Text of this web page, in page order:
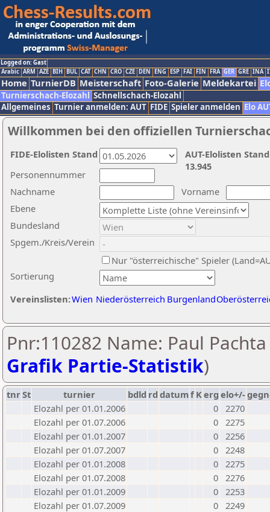
Logged on: Gast
Arabic ARM AZE BIH BUL CAT CHN CRO CZE DEN ENG ESP FAI FIN FRA GER GRE INA
Home TurnierDB Meisterschaft Foto-Galerie Meldekartei
Turnierschach-Elozahl Schnellschach-Elozahl
Allgemeines Turnier anmelden: AUT FIDE Spieler anmelden Elo
Willkommen bei den offiziellen
Nachname
Vorname
Ebene
Sortierung
Personennummer
Bundesland
Spgem./Kreis/Verein
Nur "österreichische" Spieler
Vereinslisten:Wien Niederösterreich Burgenland
AUT-Elolisten
13.945
FIDE-Elolisten Stand
Pnr:110282 Name: Paul
Grafik Partie-Statistik)
tnrSt turnier bdld rd datumf Kerg elo+/-
Elozahl per 01.01.2006
0 2270
Elozahl per 01.07.2006
0 2275
Elozahl per 01.01.2007
0 2256
Elozahl per 01.07.2007
0 2248
Elozahl per 01.01.2008
0 2275
Elozahl per 01.07.2008
0 2276
Elozahl per 01.01.2009
0 2253
Elozahl per 01.07.2009
0 2249